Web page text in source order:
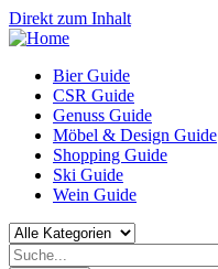
Direkt zum Inhalt
Bier Guide
CSR Guide
Genuss Guide
Möbel & Design Guide
Shopping Guide
Ski Guide
Wein Guide